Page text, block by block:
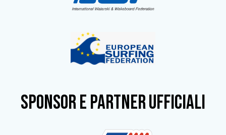
SPONSOR e partner ufficiali